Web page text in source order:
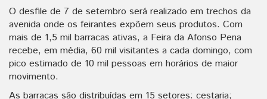
O desfile de 7 de setembro será realizado em trechos da
avenida onde os feirantes expõem seus produtos. Com
mais de 1,5 mil barracas ativas, a Feira da Afonso Pena
recebe, em média, 60 mil visitantes a cada domingo, com
pico estimado de 10 mil pessoas em horários de maior
movimento.
As barracas são distribuídas em 15 setores: cestaria;